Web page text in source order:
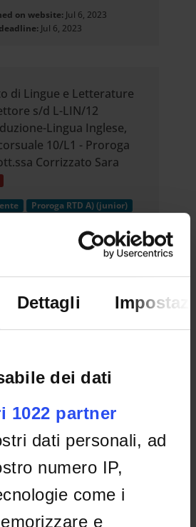
Dettagli
dei dati
1022 partner
dati personali, ad
numero IP,
come i
e
on website: Jul 6, 2023
Jul 6, 2023
di Lingue e Letterature
s/d L-LIN/12
Lingua Inglese,
10/L1 - Proroga
Corrizzato Sara
Proroga RTD A) (junior)
on website:
May 17, 2023
di Culture e Civiltà -
contemporanea -
Expired call
Proroga RTD A) (junior)
Apr 12, 2023